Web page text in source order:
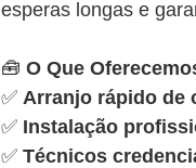
esperas longas e
🧰 O Que
✅ Arranjo rápido de
✅ Instalação
✅ Técnicos